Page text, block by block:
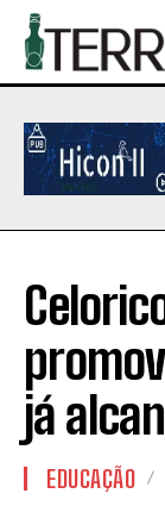
já
EDUCAÇÃO